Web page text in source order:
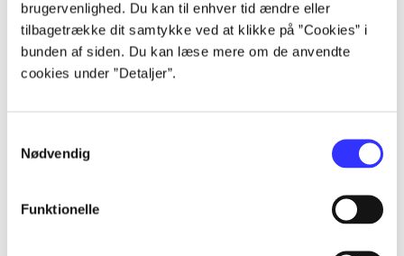
brugervenlighed. Du kan til enhver tid ændre eller
tilbagetrække dit samtykke ved at klikke på ”Cookies” i
bunden af siden. Du kan læse mere om de anvendte
cookies under ”Detaljer”.
Nødvendig
Funktionelle
Alle registrerede artikler fordelt på udgivelser